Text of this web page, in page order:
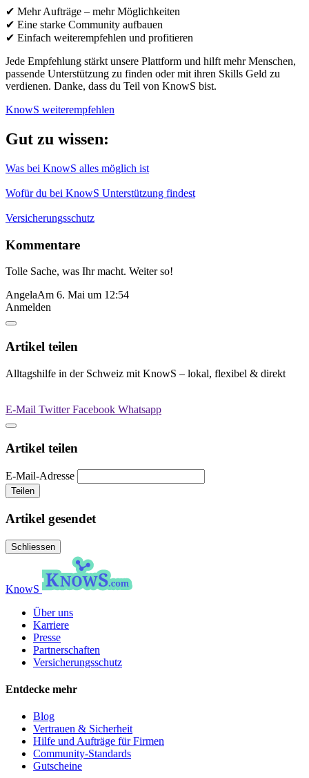
✔ Mehr Aufträge – mehr Möglichkeiten
✔ Eine starke Community aufbauen
✔ Einfach weiterempfehlen und profitieren
Jede Empfehlung stärkt unsere Plattform und hilft mehr Menschen,
passende Unterstützung zu finden oder mit ihren Skills Geld zu
verdienen. Danke, dass du Teil von KnowS bist.
KnowS weiterempfehlen
Gut zu wissen:
Was bei KnowS alles möglich ist
Wofür du bei KnowS Unterstützung findest
Versicherungsschutz
Kommentare
Tolle Sache, was Ihr macht. Weiter so!
AngelaAm 6. Mai um 12:54
Anmelden
Artikel teilen
Alltagshilfe in der Schweiz mit KnowS – lokal, flexibel & direkt
E-Mail TwitterFacebook Whatsapp
Artikel teilen
E-Mail-Adresse
Teilen
Artikel gesendet
Schliessen
KnowS
Über uns
Karriere
Presse
Partnerschaften
Versicherungsschutz
Entdecke mehr
Blog
Vertrauen & Sicherheit
Hilfe und Aufträge für Firmen
Community-Standards
Gutscheine